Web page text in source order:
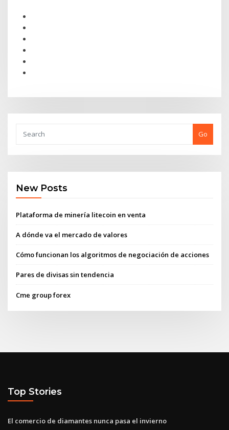
Go
New Posts
Plataforma de minería litecoin en venta
A dónde va el mercado de valores
Cómo funcionan los algoritmos de negociación de acciones
Pares de divisas sin tendencia
Cme group forex
Top Stories
El comercio de diamantes nunca pasa el invierno